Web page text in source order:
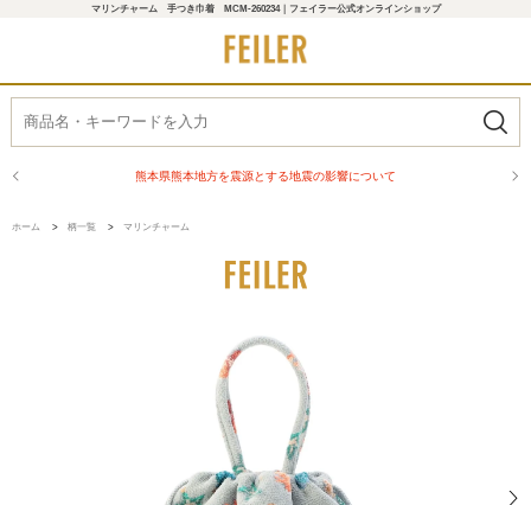
マリンチャーム 手つき巾着 MCM-260234｜フェイラー公式オンラインショップ
熊本県熊本地方を震源とする地震の影響について
ホーム > 柄一覧 > マリンチャーム